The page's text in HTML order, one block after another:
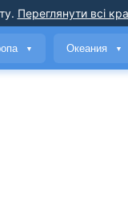
. Переглянути всі
▼ Океания ▼